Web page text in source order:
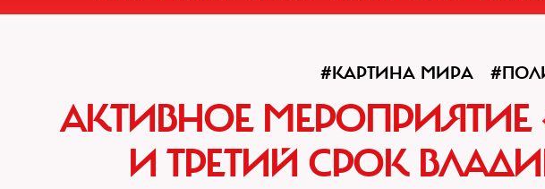
#КАРТИНА МИРА
АКТИВНОЕ МЕРОПРИЯТИЕ
И ТРЕТИЙ СРОК